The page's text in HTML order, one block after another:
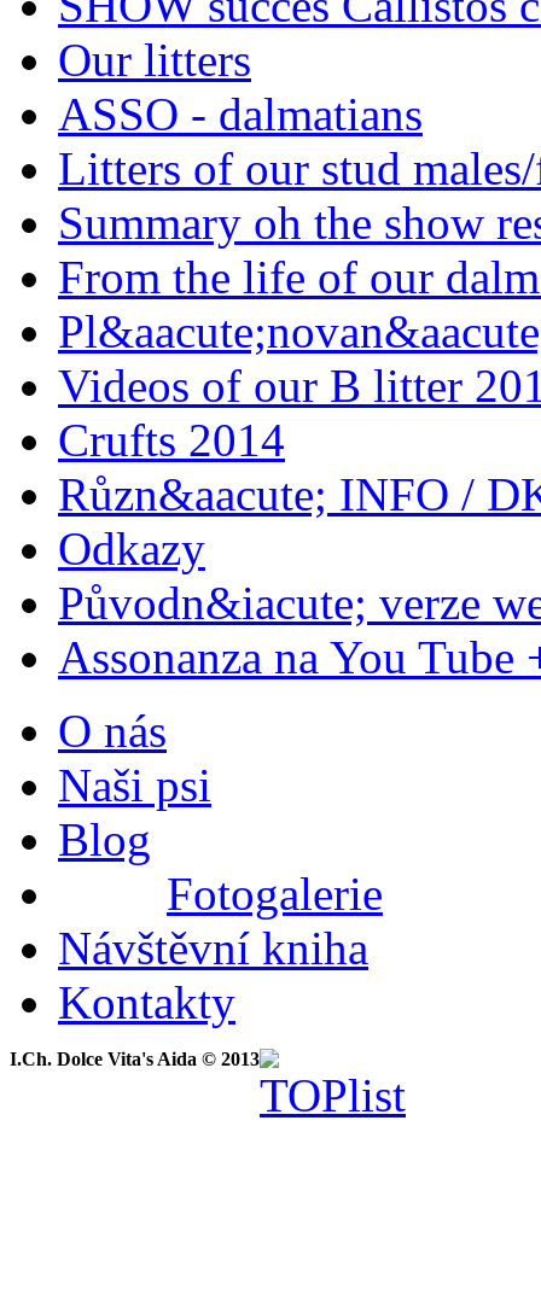
Our litters
ASSO - dalmatians
Litters of our stud
Summary oh the show
From the life of our
Videos of our B litter
Crufts 2014
Různ&aacute; INFO /
Odkazy
Původn&iacute; verze
Assonanza na You Tube
O nás
Naši psi
Blog
Fotogalerie
Návštěvní kniha
Kontakty
I.Ch. Dolce Vita's Aida © 2013